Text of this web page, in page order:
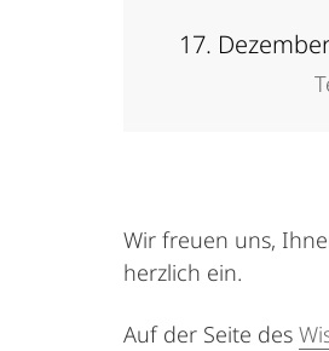
17.
Wir freuen uns,
herzlich ein.
Auf der Seite des